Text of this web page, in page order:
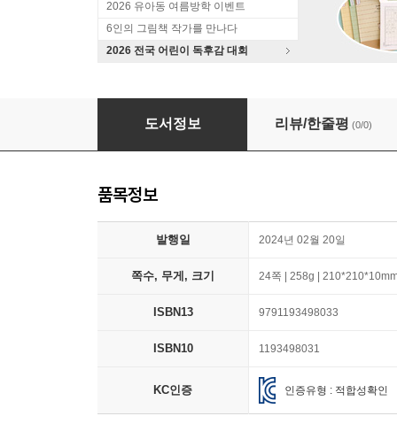
2026 유아동 여름방학 이벤트
6인의 그림책 작가를 만나다
2026 전국 어린이 독후감 대회
내 맘대로 할 거야
도서정보 리뷰/한줄평 (0/0)
품목정보
발행일 2024년 02월 20일
쪽수, 무게, 크기 24쪽 | 258g |
ISBN13 9791193498033
ISBN10 1193498031
KC인증 인증유형 : 적합성확인